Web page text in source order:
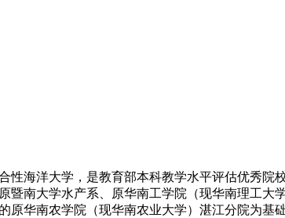
海洋大学，是教育部本科教学水平评估优秀院
南大学水产系、原华南工学院（现华南理工大
华南农学院（现华南农业大学）湛江分院为基